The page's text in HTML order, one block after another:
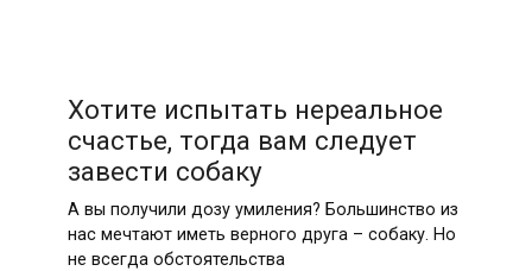
Хотите испытать нереальное
счастье, тогда вам следует
завести собаку
А вы получили дозу умиления? Большинство из
нас мечтают иметь верного друга – собаку. Но
не всегда обстоятельства